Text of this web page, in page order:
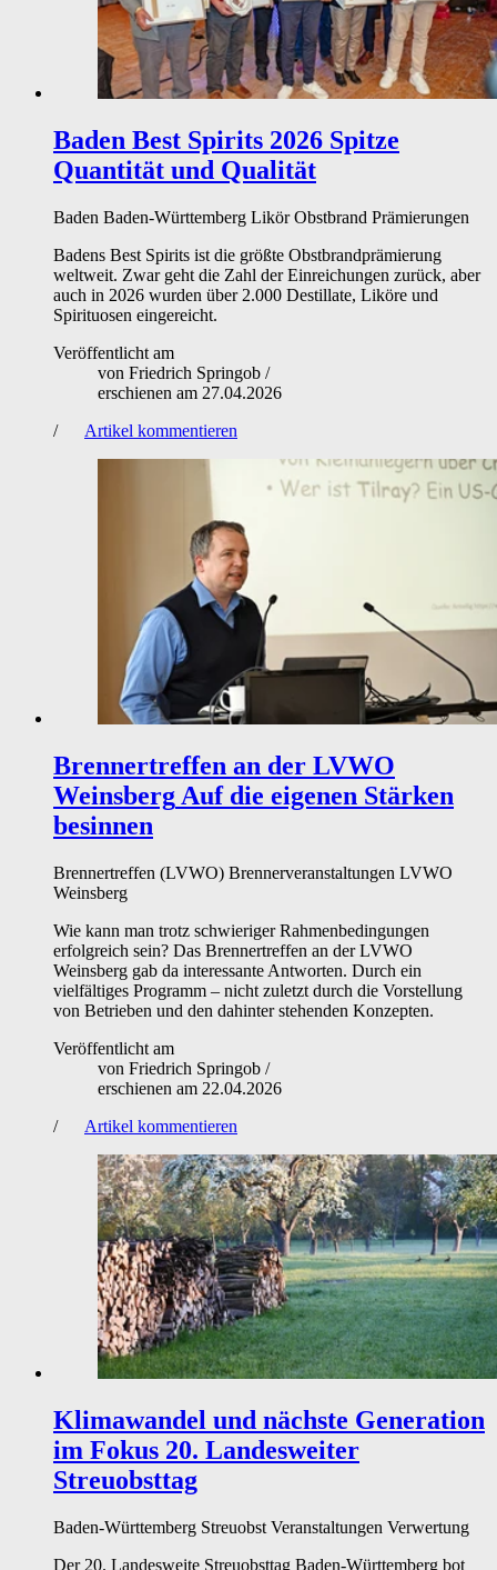
Baden Best Spirits 2026 Spitze
Quantität und Qualität
Baden Baden-Württemberg Likör Obstbrand Prämierungen
Badens Best Spirits ist die größte Obstbrandprämierung
weltweit. Zwar geht die Zahl der Einreichungen zurück, aber
auch in 2026 wurden über 2.000 Destillate, Liköre und
Spirituosen eingereicht.
Veröffentlicht am
von Friedrich Springob /
erschienen am 27.04.2026
/
Artikel kommentieren
Brennertreffen an der LVWO
Weinsberg Auf die eigenen Stärken
besinnen
Brennertreffen (LVWO) Brennerveranstaltungen LVWO
Weinsberg
Wie kann man trotz schwieriger Rahmenbedingungen
erfolgreich sein? Das Brennertreffen an der LVWO
Weinsberg gab da interessante Antworten. Durch ein
vielfältiges Programm – nicht zuletzt durch die Vorstellung
von Betrieben und den dahinter stehenden Konzepten.
Veröffentlicht am
von Friedrich Springob /
erschienen am 22.04.2026
/
Artikel kommentieren
Klimawandel und nächste Generation
im Fokus 20. Landesweiter
Streuobsttag
Baden-Württemberg Streuobst Veranstaltungen Verwertung
Der 20. Landesweite Streuobsttag Baden-Württemberg bot